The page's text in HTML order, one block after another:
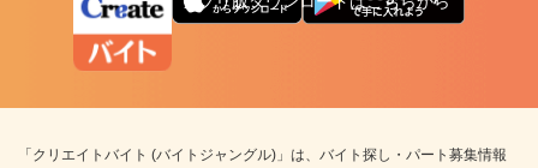
「クリエイトバイト (バイトジャングル)」は、バイト探し・パート募集情報